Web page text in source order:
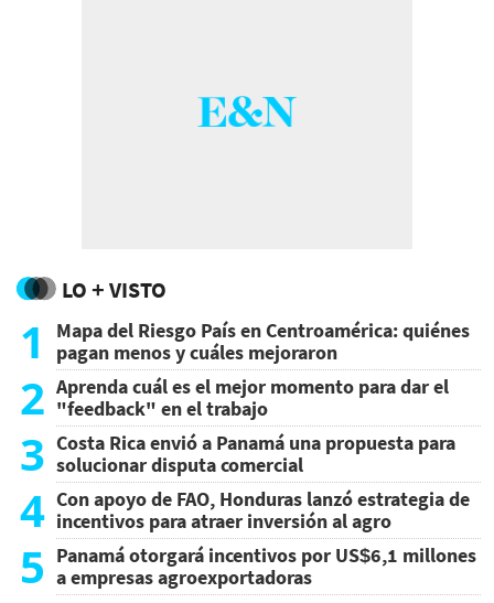
LO + VISTO
1
Mapa del Riesgo País en Centroamérica: quiénes
pagan menos y cuáles mejoraron
2 Aprenda cuál es el mejor momento para dar el
"feedback" en el trabajo
3 Costa Rica envió a Panamá una propuesta para
solucionar disputa comercial
4 Con apoyo de FAO, Honduras lanzó estrategia de
incentivos para atraer inversión al agro
5 Panamá otorgará incentivos por US$6,1 millones
a empresas agroexportadoras